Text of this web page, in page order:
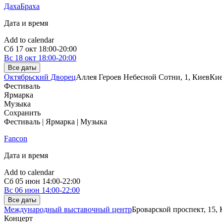
ДахаБраха
Дата и время
Add to calendar
Сб 17 окт 18:00-20:00
Вс 18 окт 18:00-20:00
Все даты
Октябрьский ДворецАллея Героев Небесной Сотни, 1, Киев
Фестиваль
Ярмарка
Музыка
Сохранить
Фестиваль | Ярмарка | Музыка
Fancon
Дата и время
Add to calendar
Сб 05 июн 14:00-22:00
Вс 06 июн 14:00-22:00
Все даты
Международный выставочный центрБроварской проспект, 15,
Концерт